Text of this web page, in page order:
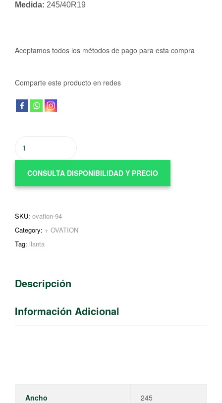
Medida: 245/40R19
Aceptamos todos los métodos de pago para esta compra
Comparte este producto en redes
CONSULTA DISPONIBILIDAD Y PRECIO
SKU: ovation-94
Category: + OVATION
Tag: llanta
Descripción
Información Adicional
Ancho 245